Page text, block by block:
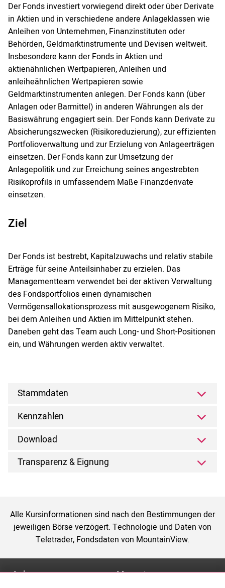
Der Fonds investiert vorwiegend direkt oder über Derivate
in Aktien und in verschiedene andere Anlageklassen wie
Anleihen von Unternehmen, Finanzinstituten oder
Behörden, Geldmarktinstrumente und Devisen weltweit.
Insbesondere kann der Fonds in Aktien und
aktienähnlichen Wertpapieren, Anleihen und
anleiheähnlichen Wertpapieren sowie
Geldmarktinstrumenten anlegen. Der Fonds kann (über
Anlagen oder Barmittel) in anderen Währungen als der
Basiswährung engagiert sein. Der Fonds kann Derivate zu
Absicherungszwecken (Risikoreduzierung), zur effizienten
Portfolioverwaltung und zur Erzielung von Anlageerträgen
einsetzen. Der Fonds kann zur Umsetzung der
Anlagepolitik und zur Erreichung seines angestrebten
Risikoprofils in umfassendem Maße Finanzderivate
einsetzen.
Ziel
Der Fonds ist bestrebt, Kapitalzuwachs und relativ stabile
Erträge für seine Anteilsinhaber zu erzielen. Das
Managementteam verwendet bei der aktiven Verwaltung
des Fondsportfolios einen dynamischen
Vermögensallokationsprozess mit ausgewogenem Risiko,
bei dem Anleihen und Aktien im Mittelpunkt stehen.
Daneben geht das Team auch Long- und Short-Positionen
ein, und Währungen werden aktiv verwaltet.
Stammdaten
Kennzahlen
Download
Transparenz & Eignung
Alle Kursinformationen sind nach den Bestimmungen der
jeweiligen Börse verzögert. Technologie und Daten von
Teletrader, Fondsdaten von MountainView.
Anlage Magazin